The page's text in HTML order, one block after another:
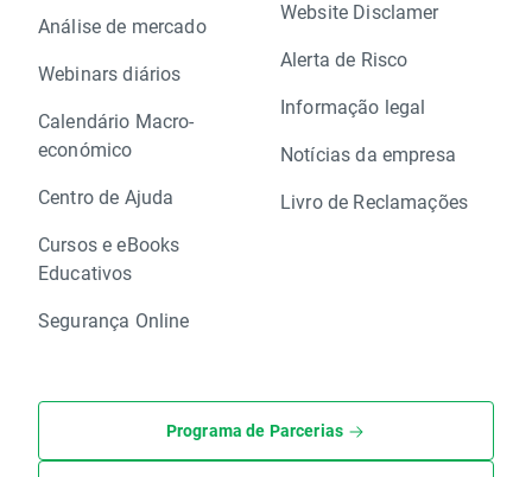
Análise de mercado
Webinars diários
Calendário Macro-
económico
Centro de Ajuda
Cursos e eBooks
Educativos
Segurança Online
Website Disclamer
Alerta de Risco
Informação legal
Notícias da empresa
Livro de Reclamações
Programa de Parcerias